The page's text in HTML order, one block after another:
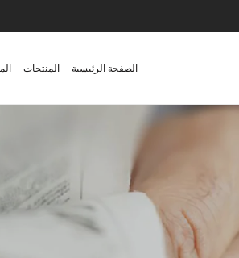
الصفحة الرئيسية المنتجات